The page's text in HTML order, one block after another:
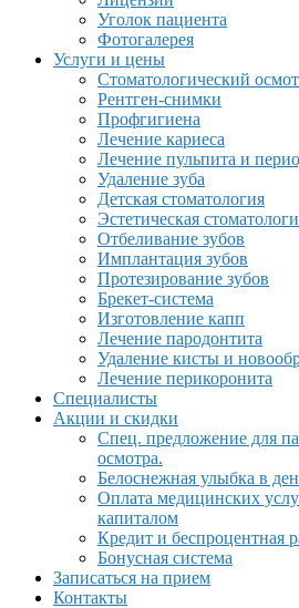
Уголок пациента
Фотогалерея
Услуги и цены
Стоматологический
Рентген-снимки
Профгигиена
Лечение кариеса
Лечение пульпита и
Удаление зуба
Детская стоматология
Эстетическая
Отбеливание зубов
Имплантация зубов
Протезирование зубов
Брекет-система
Изготовление капп
Лечение пародонтита
Удаление кисты и
Лечение перикоронита
Специалисты
Акции и скидки
Спец. предложение для
осмотра.
Белоснежная улыбка в
Оплата медицинских
капиталом
Кредит и беспроцентная
Бонусная система
Записаться на прием
Контакты